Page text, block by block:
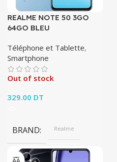
REALME NOTE 50 3GO
64GO BLEU
Téléphone et Tablette,
Smartphone
Out of stock
329.00 DT
BRAND Realme